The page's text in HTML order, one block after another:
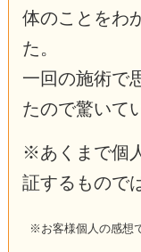
体のことをわ
た。
一回の施術で
たので驚いて
※あくまで個
証するもので
※お客様個人の感想